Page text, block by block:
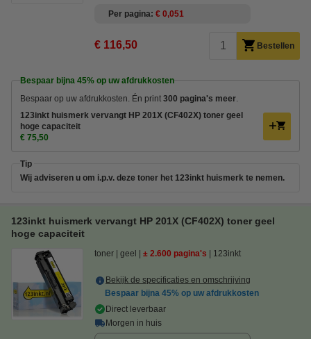
Per pagina € 0,051
€ 116,50 Bestellen
Bespaar bijna 45% op uw afdrukkosten
Bespaar op uw afdrukkosten. Én print 300 pagina's meer.
123inkt huismerk vervangt HP 201X (CF402X) toner geel
hoge capaciteit
€ 75,50
Tip
Wij adviseren u om i.p.v. deze toner het 123inkt huismerk te nemen.
123inkt huismerk vervangt HP 201X (CF402X) toner geel
hoge capaciteit
toner geel ± 2.600 pagina's 123inkt
Bekijk de specificaties en omschrijving
Bespaar bijna 45% op uw afdrukkosten
Direct leverbaar
Morgen in huis